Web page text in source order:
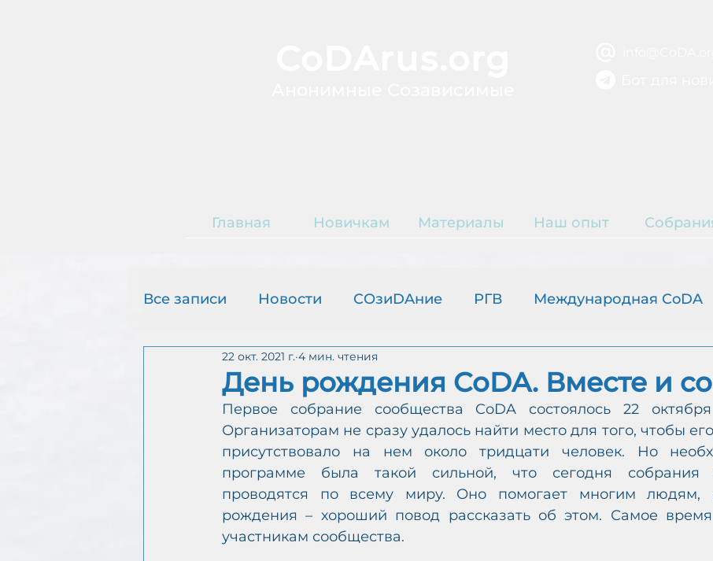
К
Р
А
Ж
ЕНИЕ
С
АМ
О
-
Главная Новичкам Материалы Наш опыт
Все записи Новости COзиDAние РГВ Международная CoDA
Интергруппа CoDA онлайн (Протоколы)
День рождения CoDA. Вместе и
22 окт. 2021 г. 4 мин. чтения
Первое собрание сообщества CoDA состоялось 22
Организаторам не сразу удалось найти место для того, чтобы
присутствовало на нем около тридцати человек. Но
программе была такой сильной, что сегодня собрания
проводятся по всему миру. Оно помогает многим людям,
рождения – хороший повод рассказать об этом. Самое
участникам сообщества.